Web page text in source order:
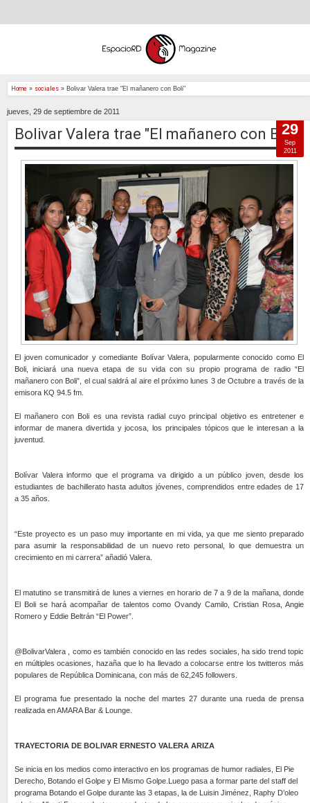
Home » sociales » Bolivar Valera trae "El mañanero con Boli"
jueves, 29 de septiembre de 2011
Bolivar Valera trae "El mañanero con Boli"
El joven comunicador y comediante Bolívar Valera, popularmente conocido como El
Boli, iniciará una nueva etapa de su vida con su propio programa de radio “El
mañanero con Boli”, el cual saldrá al aire el próximo lunes 3 de Octubre a través de la
emisora KQ 94.5 fm.
El mañanero con Boli es una revista radial cuyo principal objetivo es entretener e
informar de manera divertida y jocosa, los principales tópicos que le interesan a la
juventud.
Bolívar Valera informo que el programa va dirigido a un público joven, desde los
estudiantes de bachillerato hasta adultos jóvenes, comprendidos entre edades de 17
a 35 años.
“Este proyecto es un paso muy importante en mi vida, ya que me siento preparado
para asumir la responsabilidad de un nuevo reto personal, lo que demuestra un
crecimiento en mi carrera” añadió Valera.
El matutino se transmitirá de lunes a viernes en horario de 7 a 9 de la mañana, donde
El Boli se hará acompañar de talentos como Ovandy Camilo, Cristian Rosa, Angie
Romero y Eddie Beltrán “El Power”.
@BolivarValera , como es también conocido en las redes sociales, ha sido trend topic
en múltiples ocasiones, hazaña que lo ha llevado a colocarse entre los twitteros más
populares de República Dominicana, con más de 62,245 followers.
El programa fue presentado la noche del martes 27 durante una rueda de prensa
realizada en AMARA Bar & Lounge.
TRAYECTORIA DE BOLIVAR ERNESTO VALERA ARIZA
Se inicia en los medios como interactivo en los programas de humor radiales, El Pie
Derecho, Botando el Golpe y El Mismo Golpe.Luego pasa a formar parte del staff del
programa Botando el Golpe durante las 3 etapas, la de Luisin Jiménez, Raphy D’oleo
29
Sep
2011